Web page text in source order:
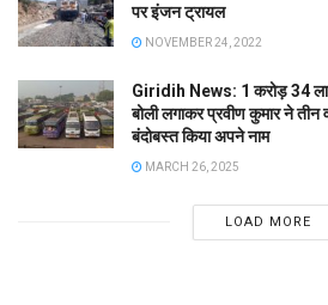
पर इंजन ट्रायल
NOVEMBER 24, 2022
Giridih News: 1 करोड़ 34
बोली लगाकर प्रवीण कुमार ने तीन
बंदोबस्त किया अपने नाम
MARCH 26, 2025
LOAD MORE